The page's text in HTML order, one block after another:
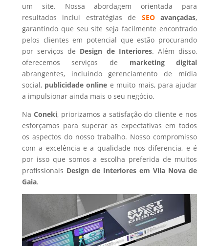
um site. Nossa abordagem orientada para
resultados inclui estratégias de SEOavançadas,
garantindo que seu site seja facilmente encontrado
pelos clientes em potencial que estão procurando
por serviços de Design de Interiores. Além disso,
oferecemos serviços de marketing digital
abrangentes, incluindo gerenciamento de mídia
social, publicidade online e muito mais, para ajudar
a impulsionar ainda mais o seu negócio.
Na Coneki, priorizamos a satisfação do cliente e nos
esforçamos para superar as expectativas em todos
os aspectos do nosso trabalho. Nosso compromisso
com a excelência e a qualidade nos diferencia, e é
por isso que somos a escolha preferida de muitos
profissionais Design de Interioresem Vila Nova de
Gaia.